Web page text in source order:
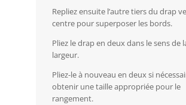
Repliez ensuite l’autre tiers du drap
centre pour superposer les bords.
Pliez le drap en deux dans le sens de
largeur.
Pliez-le à nouveau en deux si
obtenir une taille appropriée pour le
rangement.